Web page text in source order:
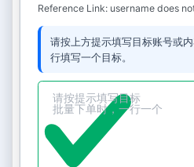
Reference Link: username does
请按上方提示填写目标账号或
行填写一个目标。